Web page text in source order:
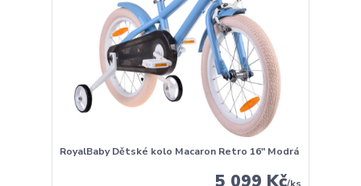
RoyalBaby Dětské kolo Macaron Retro 16" Modrá
5 099 Kč